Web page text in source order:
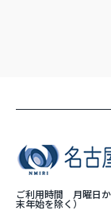
ご利用時間 月曜日
末年始を除く）